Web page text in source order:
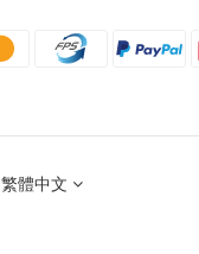
繁體中文